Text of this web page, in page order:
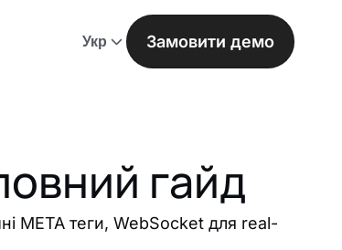
Укр Замовити демо
гайд
META теги, WebSocket для real-